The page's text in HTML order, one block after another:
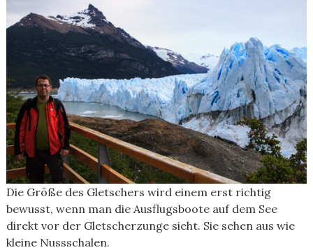
Die Größe des Gletschers wird einem erst richtig
bewusst, wenn man die Ausflugsboote auf dem See
direkt vor der Gletscherzunge sieht. Sie sehen aus wie
kleine Nussschalen.